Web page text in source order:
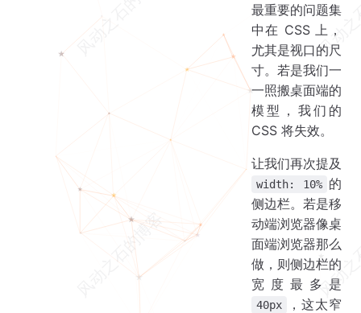
最重要的问题集
中在 CSS 上，
尤其是视口的尺
寸。若是我们一
一照搬桌面端的
模型，我们的
CSS 将失效。
让我们再次提及
width: 10% 的
侧边栏。若是移
动端浏览器像桌
面端浏览器那么
做，则侧边栏的
宽度最多是
40px
，这太窄